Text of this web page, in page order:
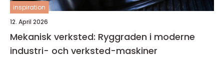
inspiration
12. April 2026
Mekanisk verksted: Ryggraden i moderne
industri- och verksted-maskiner